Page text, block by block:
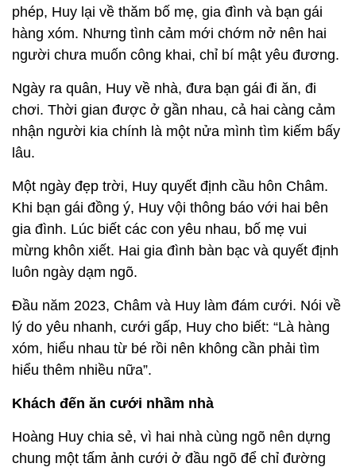
phép, Huy lại về thăm bố mẹ, gia đình và bạn gái
hàng xóm. Nhưng tình cảm mới chớm nở nên hai
người chưa muốn công khai, chỉ bí mật yêu đương.
Ngày ra quân, Huy về nhà, đưa bạn gái đi ăn, đi
chơi. Thời gian được ở gần nhau, cả hai càng cảm
nhận người kia chính là một nửa mình tìm kiếm bấy
lâu.
Một ngày đẹp trời, Huy quyết định cầu hôn Châm.
Khi bạn gái đồng ý, Huy vội thông báo với hai bên
gia đình. Lúc biết các con yêu nhau, bố mẹ vui
mừng khôn xiết. Hai gia đình bàn bạc và quyết định
luôn ngày dạm ngõ.
Đầu năm 2023, Châm và Huy làm đám cưới. Nói về
lý do yêu nhanh, cưới gấp, Huy cho biết: “Là hàng
xóm, hiểu nhau từ bé rồi nên không cần phải tìm
hiểu thêm nhiều nữa”.
Khách đến ăn cưới nhầm nhà
Hoàng Huy chia sẻ, vì hai nhà cùng ngõ nên dựng
chung một tấm ảnh cưới ở đầu ngõ để chỉ đường